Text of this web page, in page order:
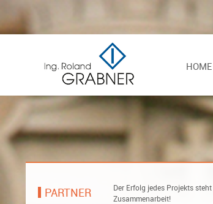
HOME
PARTNER
Der Erfolg jedes Projekts
Zusammenarbeit!